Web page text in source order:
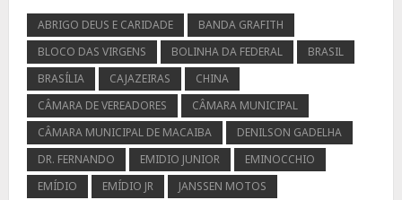
ABRIGO DEUS E CARIDADE
BANDA GRAFITH
BLOCO DAS VIRGENS
BOLINHA DA FEDERAL
BRASIL
BRASÍLIA
CAJAZEIRAS
CHINA
CÂMARA DE VEREADORES
CÂMARA MUNICIPAL
CÂMARA MUNICIPAL DE MACAIBA
DENILSON GADELHA
DR. FERNANDO
EMIDIO JUNIOR
EMINOCCHIO
EMÍDIO
EMÍDIO JR
JANSSEN MOTOS